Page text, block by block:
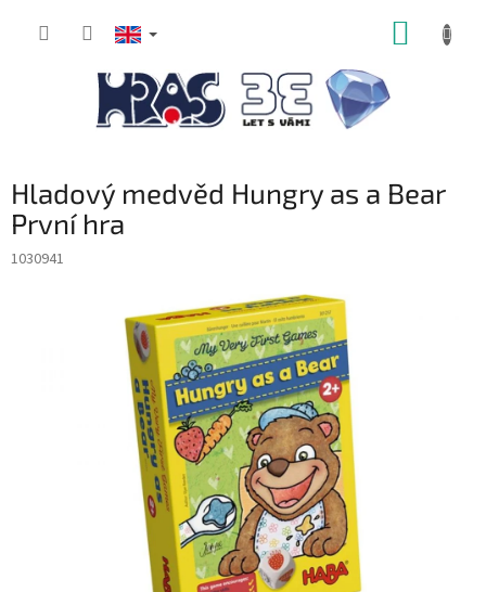
Hladový medvěd Hungry as a Bear
První hra
1030941